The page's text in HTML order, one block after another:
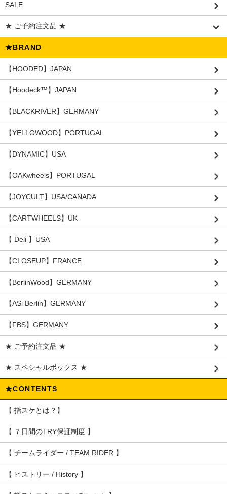
SALE
★ ご予約注文品 ★
★BRAND
【HOODED】JAPAN
【Hoodeck™️】JAPAN
【BLACKRIVER】GERMANY
【YELLOWOOD】PORTUGAL
【DYNAMIC】USA
【OAKwheels】PORTUGAL
【JOYCULT】USA/CANADA
【CARTWHEELS】UK
【 Deli 】USA
【CLOSEUP】FRANCE
【BerlinWood】GERMANY
【ASi Berlin】GERMANY
【FBS】GERMANY
★ ご予約注文品 ★
★ スペシャルボックス ★
★CONTENTS
【 指スケとは？】
【 ７日間のTRY保証制度 】
【 チームライダー / TEAM RIDER 】
【 ヒストリー / History 】